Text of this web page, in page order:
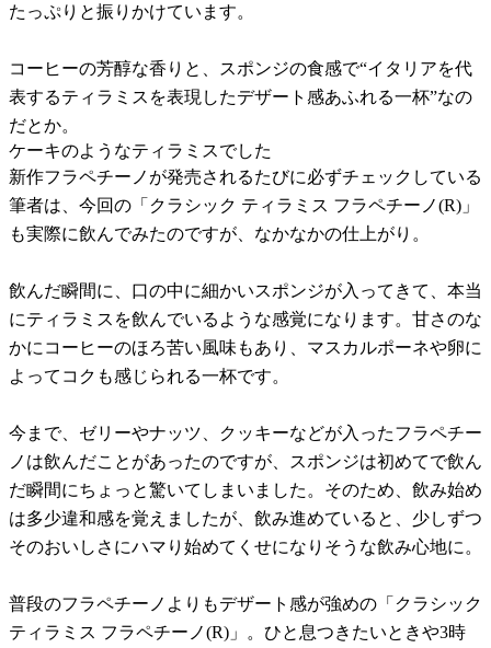
たっぷりと振りかけています。
コーヒーの芳醇な香りと、スポンジの食感で“イタリアを代
表するティラミスを表現したデザート感あふれる一杯”なの
だとか。
ケーキのようなティラミスでした
新作フラペチーノが発売されるたびに必ずチェックしている
筆者は、今回の「クラシック ティラミス フラペチーノ(R)」
も実際に飲んでみたのですが、なかなかの仕上がり。
飲んだ瞬間に、口の中に細かいスポンジが入ってきて、本当
にティラミスを飲んでいるような感覚になります。甘さのな
かにコーヒーのほろ苦い風味もあり、マスカルポーネや卵に
よってコクも感じられる一杯です。
今まで、ゼリーやナッツ、クッキーなどが入ったフラペチー
ノは飲んだことがあったのですが、スポンジは初めてで飲ん
だ瞬間にちょっと驚いてしまいました。そのため、飲み始め
は多少違和感を覚えましたが、飲み進めていると、少しずつ
そのおいしさにハマり始めてくせになりそうな飲み心地に。
普段のフラペチーノよりもデザート感が強めの「クラシック
ティラミス フラペチーノ(R)」。ひと息つきたいときや3時